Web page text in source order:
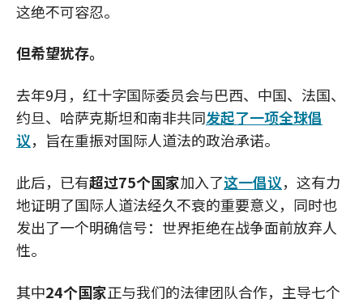
这绝不可容忍。
但希望犹存。
去年9月，红十字国际委员会与巴西、中国、法国、
约旦、哈萨克斯坦和南非共同发起了一项全球倡
议，旨在重振对国际人道法的政治承诺。
此后，已有超过75个国家加入了这一倡议，这有力
地证明了国际人道法经久不衰的重要意义，同时也
发出了一个明确信号：世界拒绝在战争面前放弃人
性。
其中24个国家正与我们的法律团队合作，主导七个